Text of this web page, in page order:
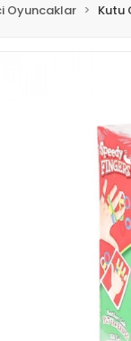
Oyuncaklar Kutu